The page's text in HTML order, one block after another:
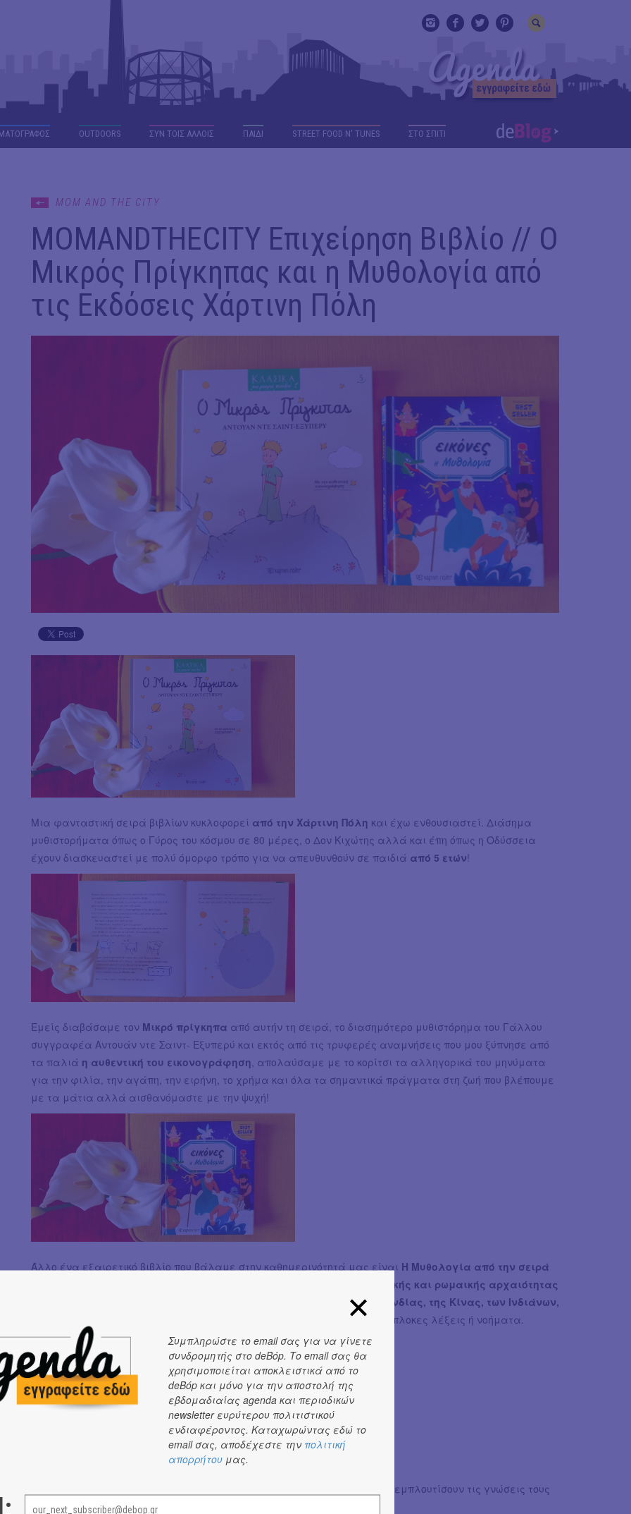
OUTDΟORS ΣΥΝ ΤΟΙΣ ΑΛΛΟΙΣ ΠΑΙΔΙ STREET FOOD N' TUNES ΣΤΟ ΣΠΙΤΙ
MOM AND THE CITY
MOMANDTHECITY Επιχείρηση Βιβλίο // Ο
Μικρός Πρίγκηπας και η Μυθολογία από
τις Εκδόσεις Χάρτινη Πόλη
Μια φανταστική σειρά βιβλίων κυκλοφορεί από την Χάρτινη Πόλη και έχω ενθουσιαστεί. Διάσημα
μυθιστορήματα όπως ο Γύρος του κόσμου σε 80 μέρες, ο Δον Κιχώτης αλλά και έπη όπως η Οδύσσεια
έχουν διασκευαστεί με πολύ όμορφο τρόπο για να απευθυνθούν σε παιδιά από 5 ετών!
Εμείς διαβάσαμε τον Μικρό πρίγκηπα από αυτήν τη σειρά, το διασημότερο μυθιστόρημα του Γάλλου
συγγραφέα Αντουάν ντε Σαιντ- Εξυπερύ και εκτός από τις τρυφερές αναμνήσεις που μου ξύπνησε από
τα παλιά η αυθεντική του εικονογράφηση, απολαύσαμε με το κορίτσι τα αλληγορικά του μηνύματα
για την φιλία, την αγάπη, την ειρήνη, το χρήμα και όλα τα σημαντικά πράγματα στη ζωή που βλέπουμε
με τα μάτια αλλά αισθανόμαστε με την ψυχή!
Άλλο ένα εξαιρετικό βιβλίο που βάλαμε στην καθημερινότητά μας είναι Η Μυθολογία από την σειρά
ελληνικής και ρωμαικής αρχαιότητας
αρχαίας Αιγύπτου, των Μάγιας, της Ινδίας, της Κίνας, των Ινδιάνων,
σε γλώσσα απλή, εστιασμένη στα σημαντικά χωρίς πολύπλοκες λέξεις ή νοήματα.
Στο τέλος του βιβλίου θα βρείτε διασκεδαστικές δραστηριότητες για να εμπλουτίσουν τις γνώσεις τους
τα παιδιά!
Συμπληρώστε το email σας για να γίνετε
συνδρομητής στο deBόp. Το email σας θα
χρησιμοποιείται αποκλειστικά από το
deBόp και μόνο για την αποστολή της
εβδομαδιαίας agenda και περιοδικών
newsletter ευρύτερου πολιτιστικού
ενδιαφέροντος. Καταχωρώντας εδώ το
email σας, αποδέχεστε την πολιτική
απορρήτου μας.